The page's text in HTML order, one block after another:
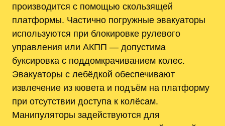
производится с помощью скользящей
платформы. Частично погружные эвакуаторы
используются при блокировке рулевого
управления или АКПП — допустима
буксировка с поддомкрачиванием колес.
Эвакуаторы с лебёдкой обеспечивают
извлечение из кювета и подъём на платформу
при отсутствии доступа к колёсам.
Манипуляторы задействуются для